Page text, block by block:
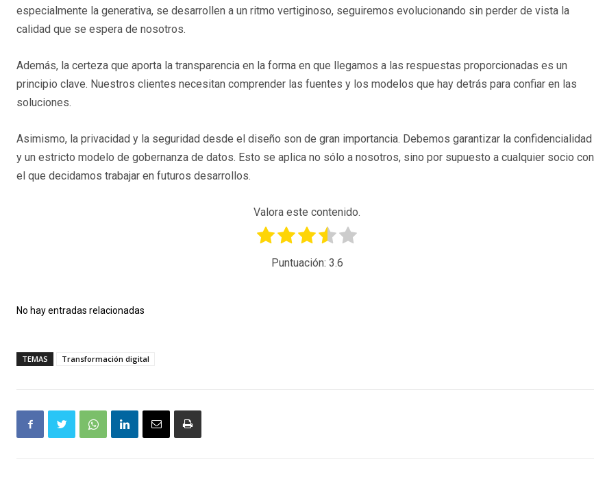
especialmente la generativa, se desarrollen a un ritmo vertiginoso, seguiremos evolucionando sin perder de vista la
calidad que se espera de nosotros.
Además, la certeza que aporta la transparencia en la forma en que llegamos a las respuestas proporcionadas es un
principio clave. Nuestros clientes necesitan comprender las fuentes y los modelos que hay detrás para confiar en las
soluciones.
Asimismo, la privacidad y la seguridad desde el diseño son de gran importancia. Debemos garantizar la confidencialidad
y un estricto modelo de gobernanza de datos. Esto se aplica no sólo a nosotros, sino por supuesto a cualquier socio con
el que decidamos trabajar en futuros desarrollos.
Valora este contenido.
Puntuación: 3.6
No hay entradas relacionadas
TEMAS Transformación digital